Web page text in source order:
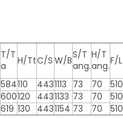
T/T
a
H/TtC/S W/BS/T
ang.
H/T
ang.F/L
584110 4431113 73 70
510
600120 4431133 73 70
510
619 130 4431154 73 70 510